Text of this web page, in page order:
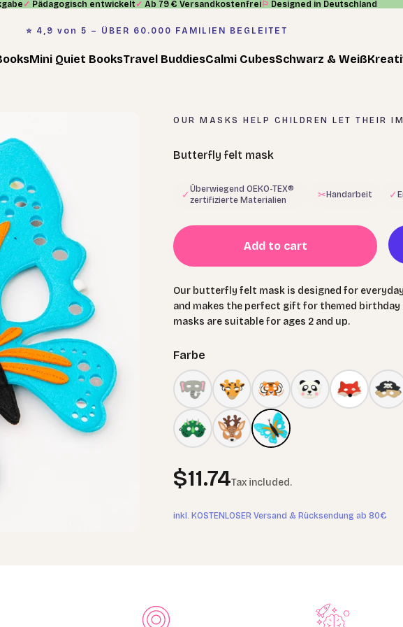
✓ Pädagogisch entwickelt ✓ Ab 79 € Versandkostenfrei⚐ Designed in Deutschland
⭐️ 4,9 von 5 – ÜBER 60.000 FAMILIEN BEGLEITET
Mini Quiet BooksTravel BuddiesCalmi CubesSchwarz & Weiß
OUR MASKS HELP CHILDREN LET THEIR
Butterfly felt mask
✓ Überwiegend OEKO-TEX®
zertifizierte Materialien
✂ Handarbeit ✓
Add to cart
Our butterfly felt mask is designed for
and makes the perfect gift for themed
masks are suitable for ages 2 and up.
Farbe
Sale price
$11.74Tax included.
inkl. KOSTENLOSER Versand & Rücksendung ab 80€